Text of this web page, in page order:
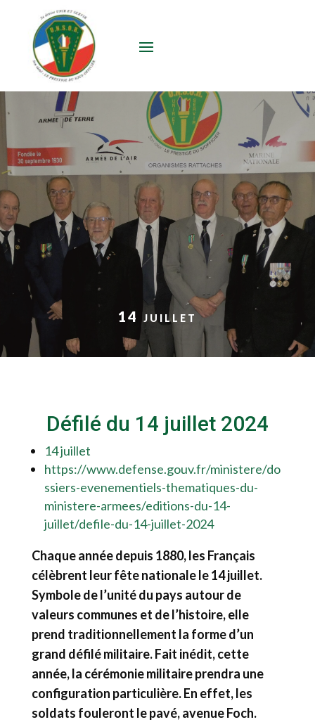
14 juillet
Défilé du 14 juillet 2024
14 juillet
https://www.defense.gouv.fr/ministere/do
ssiers-evenementiels-thematiques-du-
ministere-armees/editions-du-14-
juillet/defile-du-14-juillet-2024
Chaque année depuis 1880, les Français
célèbrent leur fête nationale le 14 juillet.
Symbole de l’unité du pays autour de
valeurs communes et de l’histoire, elle
prend traditionnellement la forme d’un
grand défilé militaire. Fait inédit, cette
année, la cérémonie militaire prendra une
configuration particulière. En effet, les
soldats fouleront le pavé, avenue Foch.